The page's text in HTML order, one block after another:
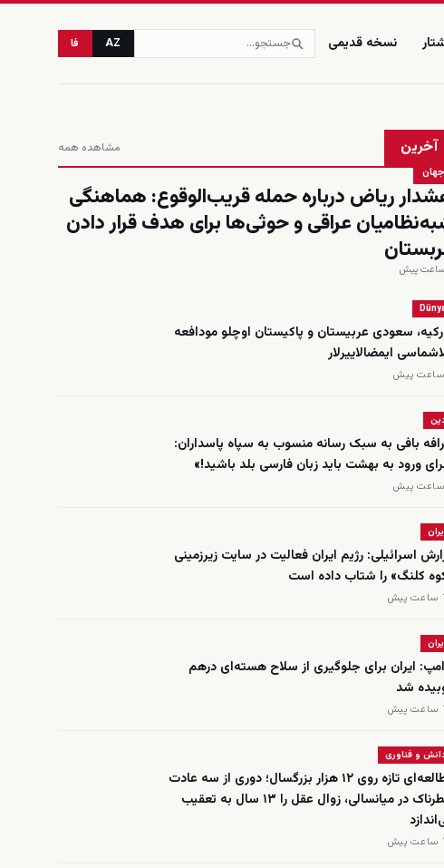
نسخه قدیمی AZ فا
زنده
آخرین مشاهده همه
جهان
ریاض درباره حمله قریب‌الوقوع: هماهنگی
عراقی و حوثی‌ها برای هدف قرار دادن
سعودی عربیستان و پاکیستان اوچلو مودافعه
ایمضالاییرلار
بافی به سبک رسانه منسوب به سپاه پاسداران:
ورود به بهشت باید زبان فارسی بلد باشید!»
اسرائیلی: رژیم ایران فعالیت در سایت زیرزمینی
کلنگ» را شتاب داده است
ایران برای جلوگیری از سلاح هسته‌ای درهم
شد
و فناوری
مطالعه‌ای تازه روی ۱۲ هزار بزرگسال؛ دوری از سه عادت
خطرناک در میانسالی، زوال عقل را ۱۳ سال به تعقیب